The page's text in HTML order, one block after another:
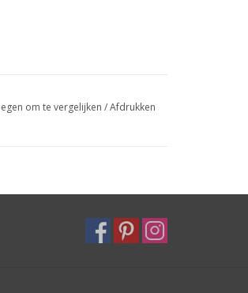
om te vergelijken /Afdrukken